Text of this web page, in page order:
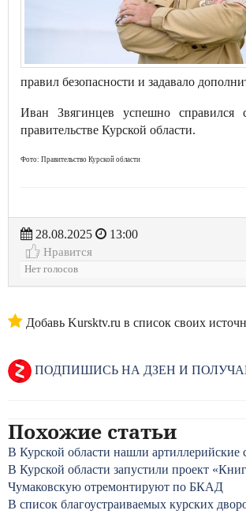
правил безопасности и задавало
Иван Звягинцев успешно справился
правительстве Курской области.
Фото: Правительство Курской области
28.08.2025
13:00
Нравится
Нет голосов
Добавь Kursktv.ru в список своих
ПОДПИШИСЬ НА ДЗЕН И
Похожие статьи
В Курской области нашли
В Курской области запустили проект
Чумаковскую отремонтируют по БКАД
В список благоустраиваемых курских